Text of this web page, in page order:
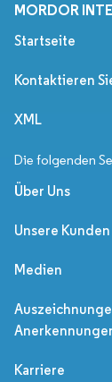
MORDOR
Startseite
Kontaktieren
XML
Die folgenden
Über Uns
Unsere Kunden
Medien
Karriere